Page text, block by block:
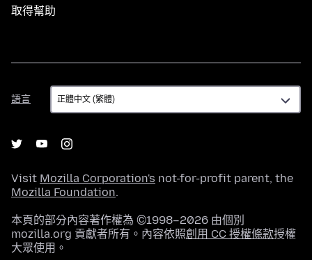
取得幫助
語言
語
言
Visit Mozilla Corporation's not-for-profit parent, the
Mozilla Foundation.
本頁的部分內容著作權為 ©1998–2026 由個別
mozilla.org 貢獻者所有。內容依照創用 CC 授權條款授權
大眾使用。